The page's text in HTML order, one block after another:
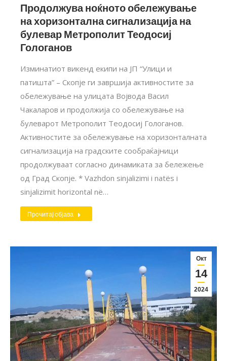
Продолжува ноќното обележување
на хоризонтална сигнализација на
булевар Метрополит Теодосиј
Гологанов
Изминатиот викенд екипи на ЈП “Улици и
патишта” – Скопје ги завршија активностите за
обележување на улицата Војвода Васил
Чакаларов и продолжија со обележување на
булеварот Метрополит Теодосиј Гологанов.
Активностите за обележување на хоризонталната
сигнализација на градските сообраќајници
продолжуваат согласно динамиката за бележење
од Град Скопје. * Vazhdon sinjalizimi i natës i
sinjalizimit horizontal në…
Прочитај објава
Окт
14
2024